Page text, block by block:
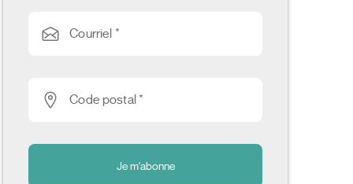
Courriel *
Code postal *
Je m'abonne